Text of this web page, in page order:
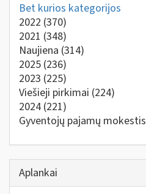
Bet kurios kategorijos
2022 (370)
2021 (348)
Naujiena (314)
2025 (236)
2023 (225)
Viešieji pirkimai (224)
2024 (221)
Gyventojų pajamų mokestis
Aplankai